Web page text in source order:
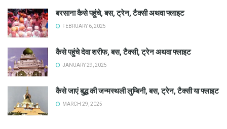
बरसाना कैसे पहुंचे, बस, ट्रेन, टैक्सी अथवा फ्लाइट
FEBRUARY 6, 2025
कैसे पहुंचे देवा शरीफ, बस, टैक्सी, ट्रेन अथवा फ्लाइट
JANUARY 29, 2025
कैसे जाएं बुद्ध की जन्मस्थली लुम्बिनी, बस, ट्रेन, टैक्सी या फ्लाइट
MARCH 29, 2025